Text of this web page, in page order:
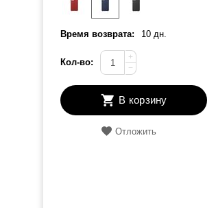
Время возврата: 10 дн.
Кол-во:
+
−
В корзину
Отложить